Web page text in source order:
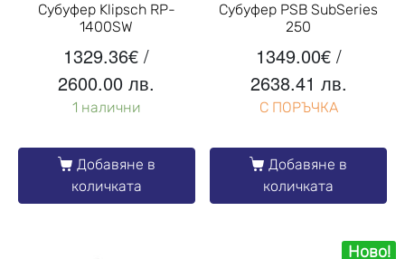
Субуфер Klipsch RP-
1400SW
1329.36€ /
2600.00 лв.
1 налични
Добавяне в
количката
Субуфер PSB SubSeries
250
1349.00€/
2638.41 лв.
С ПОРЪЧКА
Добавяне в
количката
Ново!